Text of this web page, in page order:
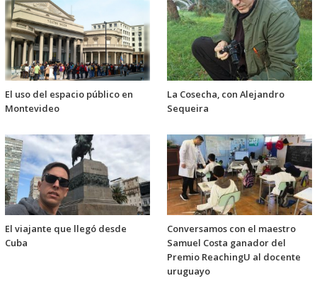
El uso del espacio público en
Montevideo
La Cosecha, con Alejandro
Sequeira
El viajante que llegó desde
Cuba
Conversamos con el maestro
Samuel Costa ganador del
Premio ReachingU al docente
uruguayo